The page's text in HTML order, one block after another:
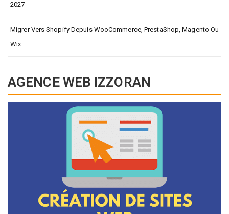
2027
Migrer Vers Shopify Depuis WooCommerce, PrestaShop, Magento Ou
Wix
AGENCE WEB IZZORAN